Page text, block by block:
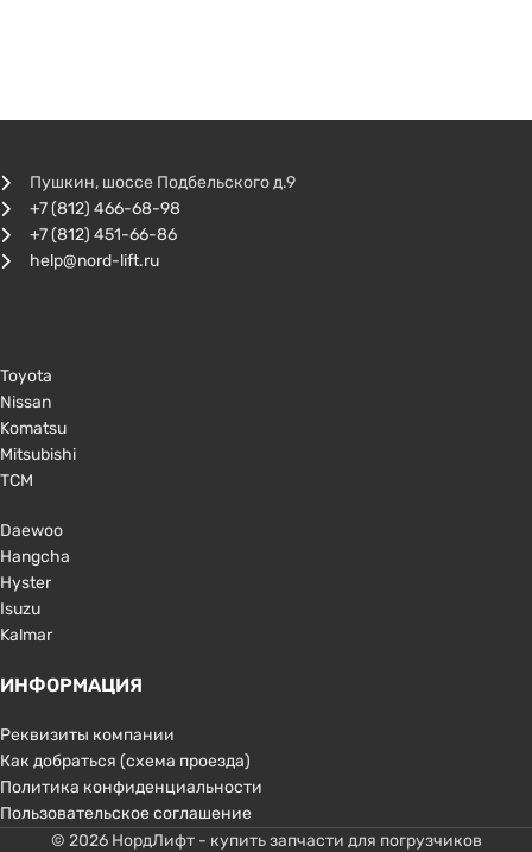
Пушкин, шоссе Подбельского д.9
+7 (812) 466-68-98
+7 (812) 451-66-86
help@nord-lift.ru
Toyota
Nissan
Komatsu
Mitsubishi
TCM
Daewoo
Hangcha
Hyster
Isuzu
Kalmar
ИНФОРМАЦИЯ
Реквизиты компании
Как добраться (схема проезда)
Политика конфиденциальности
Пользовательское соглашение
© 2026 НордЛифт - купить запчасти для погрузчиков